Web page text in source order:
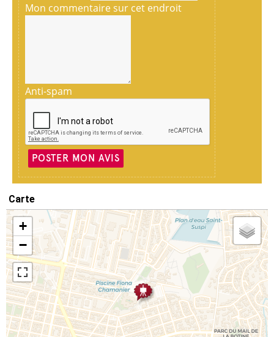
Mon commentaire sur cet endroit
Anti-spam
POSTER MON AVIS
Carte
+
−